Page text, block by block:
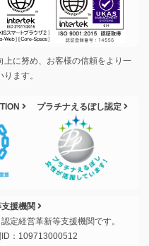
に努め、お客様の信頼をより一
ます。
プラチナえるぼし認定
援機関
定経営革新等支援機関です。
：109713000512